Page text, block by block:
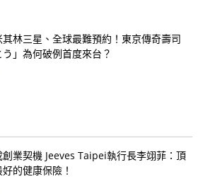
林三星、全球最難預約！東京傳奇壽司
う」為何破例首度來台？
業契機 Jeeves Taipei執行長李翊菲：頂
的健康保險！